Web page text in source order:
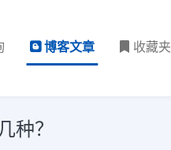
博客文章 收藏夹
种？